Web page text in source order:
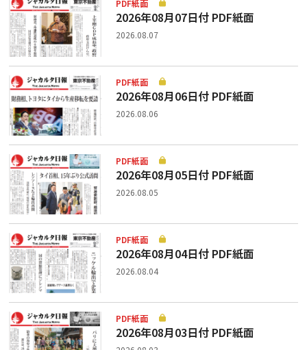
PDF紙面
2026年08月07日付 PDF紙面
2026.08.07
PDF紙面
2026年08月06日付 PDF紙面
2026.08.06
PDF紙面
2026年08月05日付 PDF紙面
2026.08.05
PDF紙面
2026年08月04日付 PDF紙面
2026.08.04
PDF紙面
2026年08月03日付 PDF紙面